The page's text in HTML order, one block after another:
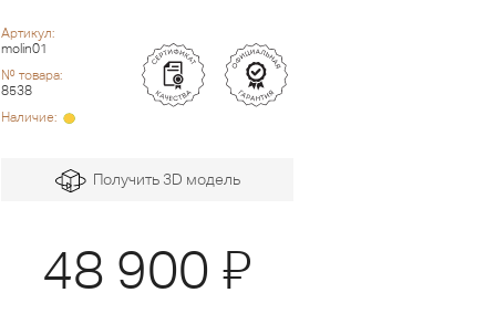
Артикул:
molin01
№ товара:
8538
Наличие:
Получить 3D модель
48 900 Я